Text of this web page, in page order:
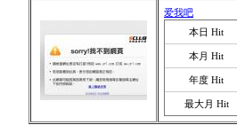
爱我吧
本日 Hit
本月 Hit
年度 Hit
最大月 Hit